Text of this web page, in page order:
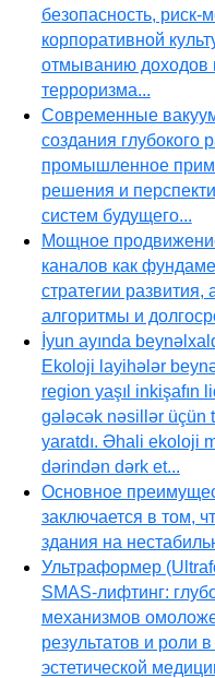
безопасность,
корпоративной
отмыванию
терроризма...
Современные
создания глубокого
промышленное
решения и
систем будущего...
Мощное
каналов как
стратегии развития,
алгоритмы и
İyun ayında
Ekoloji layihələr
region yaşıl inkişafın
gələcək nəsillər üçün
yaratdı. Əhali ekoloji
dərindən dərk et...
Основное
заключается в том,
здания на
Ультраформер
SMAS-лифтинг:
механизмов
результатов и роли
эстетической